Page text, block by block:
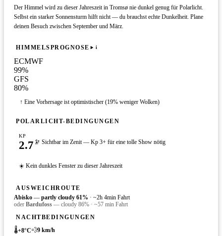
Der Himmel wird zu dieser Jahreszeit in Tromsø nie dunkel genug für Polarlicht.
Selbst ein starker Sonnensturm hilft nicht — du brauchst echte Dunkelheit. Plane
deinen Besuch zwischen September und März.
HIMMELSPROGNOSE i
ECMWF
99%
GFS
80%
↑ Eine Vorhersage ist optimistischer (19% weniger Wolken)
POLARLICHT-BEDINGUNGEN
KP
2.7 🔭 Sichtbar im Zenit — Kp 3+ für eine tolle Show nötig
☀️ Kein dunkles Fenster zu dieser Jahreszeit
AUSWEICHROUTE
Abisko — partly cloudy 61% · ~2h 4min Fahrt
oder Bardufoss — cloudy 86% · ~57 min Fahrt
NACHTBEDINGUNGEN
🌡️+8°C💨9 km/h